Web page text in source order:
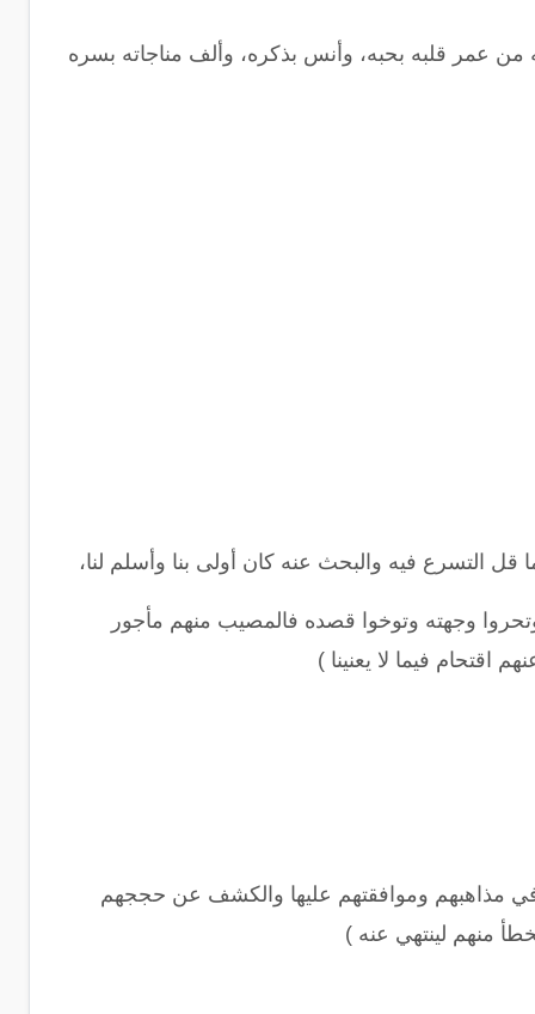
عمر قلبه بحبه، وأنس بذكره، وألف مناجاته بسره
التسرع فيه والبحث عنه كان أولى بنا وأسلم لنا،
وجهته وتوخوا قصده فالمصيب منهم مأجور
فيما لا يعنينا )
في مذاهبهم وموافقتهم عليها والكشف عن حججهم
منهم لينتهي عنه )